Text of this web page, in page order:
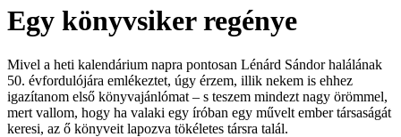
Egy könyvsiker regénye
Mivel a heti kalendárium napra pontosan Lénárd Sándor halálának
50. évfordulójára emlékeztet, úgy érzem, illik nekem is ehhez
igazítanom első könyvajánlómat – s teszem mindezt nagy örömmel,
mert vallom, hogy ha valaki egy íróban egy művelt ember társaságát
keresi, az ő könyveit lapozva tökéletes társra talál.